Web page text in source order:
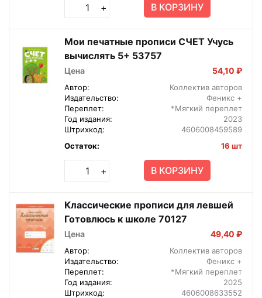
+ В КОРЗИНУ
Мои печатные прописи СЧЕТ Учусь
вычислять 5+ 53757
Цена 54,10 ₽
Автор:
Коллектив авторов
Издательство:
Феникс +
Переплет:
*Мягкий переплет
Год издания:
2023
Штрихкод:
4606008459589
Остаток:
16 шт
+ В КОРЗИНУ
Классические прописи для левшей
Готовлюсь к школе 70127
Цена 49,40 ₽
Автор:
Коллектив авторов
Издательство:
Феникс +
Переплет:
*Мягкий переплет
Год издания:
2025
Штрихкод:
4606008633552